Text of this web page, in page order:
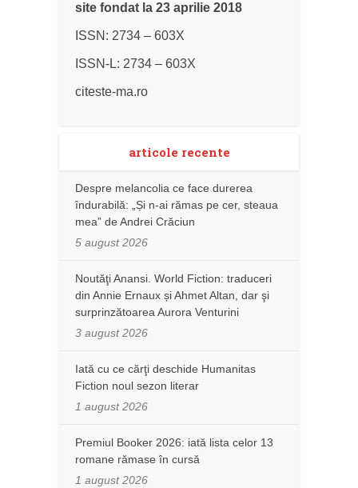
site fondat la 23 aprilie 2018
ISSN: 2734 – 603X
ISSN-L: 2734 – 603X
citeste-ma.ro
articole recente
Despre melancolia ce face durerea
îndurabilă: „Și n-ai rămas pe cer, steaua
mea” de Andrei Crăciun
5 august 2026
Noutăţi Anansi. World Fiction: traduceri
din Annie Ernaux și Ahmet Altan, dar şi
surprinzătoarea Aurora Venturini
3 august 2026
Iată cu ce cărţi deschide Humanitas
Fiction noul sezon literar
1 august 2026
Premiul Booker 2026: iată lista celor 13
romane rămase în cursă
1 august 2026